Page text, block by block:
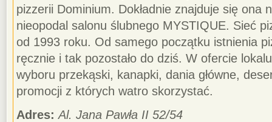
pizzerii Dominium. Dokładnie znajduje się ona
nieopodal salonu ślubnego MYSTIQUE. Sieć
od 1993 roku. Od samego początku istnienia
ręcznie i tak pozostało do dziś. W ofercie
wyboru przekąski, kanapki, dania główne,
promocji z których watro skorzystać.
Adres: Al. Jana Pawła II 52/54